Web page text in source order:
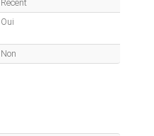
Récent
Oui
Non